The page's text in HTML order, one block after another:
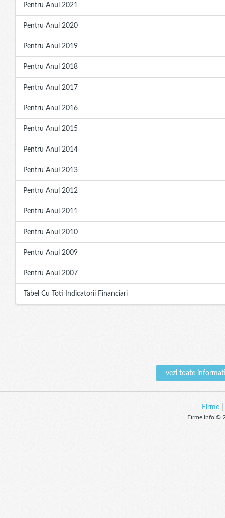
Pentru Anul 2021
Pentru Anul 2020
Pentru Anul 2019
Pentru Anul 2018
Pentru Anul 2017
Pentru Anul 2016
Pentru Anul 2015
Pentru Anul 2014
Pentru Anul 2013
Pentru Anul 2012
Pentru Anul 2011
Pentru Anul 2010
Pentru Anul 2009
Pentru Anul 2007
Tabel Cu Toti Indicatorii Financiari
vezi toate
Firme|
Firme.Info ©